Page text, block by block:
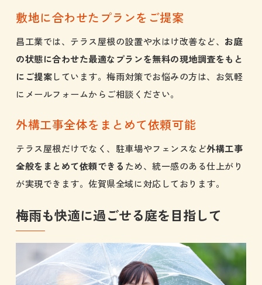
敷地に合わせたプランをご提案
昌工業では、テラス屋根の設置や水はけ改善など、 お庭
の状態に合わせた最適なプランを無料の現地調査をもと
にご提案しています。梅雨対策でお悩みの方は、お気軽
にメールフォームからご相談ください。
外構工事全体をまとめて依頼可能
テラス屋根だけでなく、駐車場やフェンスなど外構工事
全般をまとめて依頼できる ため、統一感のある仕上がり
が実現できます。佐賀県全域に対応しております。
梅雨も快適に過ごせる庭を目指して